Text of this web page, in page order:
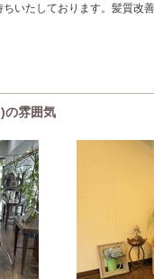
いたしております。髪質改
の雰囲気